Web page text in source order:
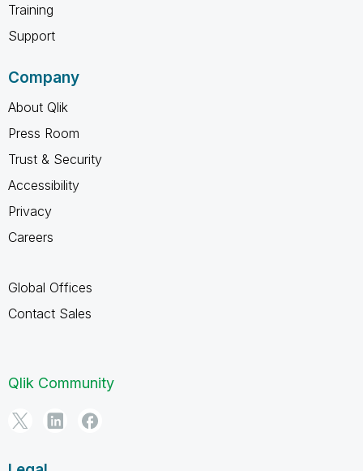
Training
Support
Company
About Qlik
Press Room
Trust & Security
Accessibility
Privacy
Careers
Global Offices
Contact Sales
Qlik Community